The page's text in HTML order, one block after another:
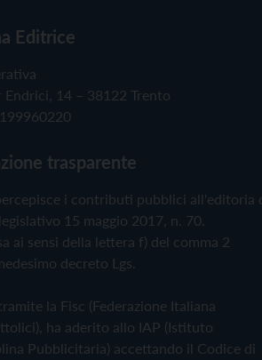
Editrice
14 – 38122 Trento
trasparente
i contributi pubblici all'editoria
15 maggio 2017, n. 70.
ai sensi della lettera f) del comma 2
decreto Lgs.
la Fisc (Federazione Italiana
ha aderito allo IAP (Istituto
Pubblicitaria) accettando il Codice di